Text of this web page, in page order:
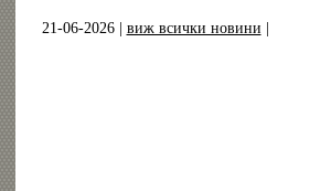
21-06-2026 | виж всички новини